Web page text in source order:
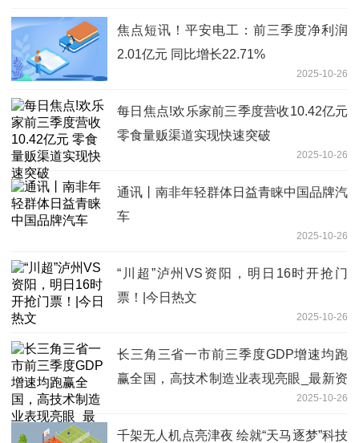
焦点短讯！平安电工：前三季度净利润
2.01亿元 同比增长22.71%
2025-10-26
每日焦点!欢乐家前三季度营收10.42亿元
零食量贩渠道实现快速突破
2025-10-26
通讯丨南非年轻群体日益青睐中国品牌汽
车
2025-10-26
“川超”泸州VS资阳，明日16时开抢门
票！|今日热文
2025-10-26
长三角三省一市前三季度GDP增速均跑
赢全国，高技术制造业表现亮眼_最新资
2025-10-26
千架无人机点亮津夜 绘就“天马逐梦”科技